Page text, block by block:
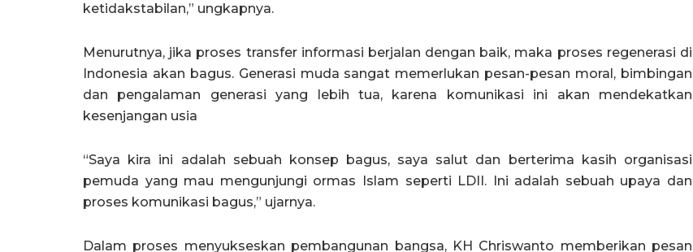
ketidakstabilan,” ungkapnya.
Menurutnya, jika proses transfer informasi berjalan dengan baik, maka proses regenerasi di
Indonesia akan bagus. Generasi muda sangat memerlukan pesan-pesan moral, bimbingan
dan pengalaman generasi yang lebih tua, karena komunikasi ini akan mendekatkan
kesenjangan usia
“Saya kira ini adalah sebuah konsep bagus, saya salut dan berterima kasih organisasi
pemuda yang mau mengunjungi ormas Islam seperti LDII. Ini adalah sebuah upaya dan
proses komunikasi bagus,” ujarnya.
Dalam proses menyukseskan pembangunan bangsa, KH Chriswanto memberikan pesan